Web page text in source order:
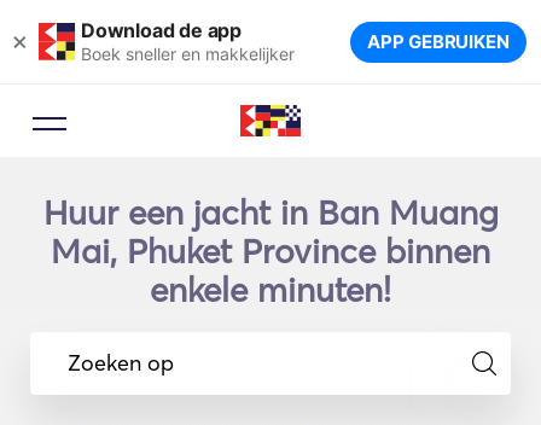
× Download de app
Boek sneller en makkelijker APP GEBRUIKEN
Huur een jacht in Ban Muang
Mai, Phuket Province binnen
enkele minuten!
Zoeken op